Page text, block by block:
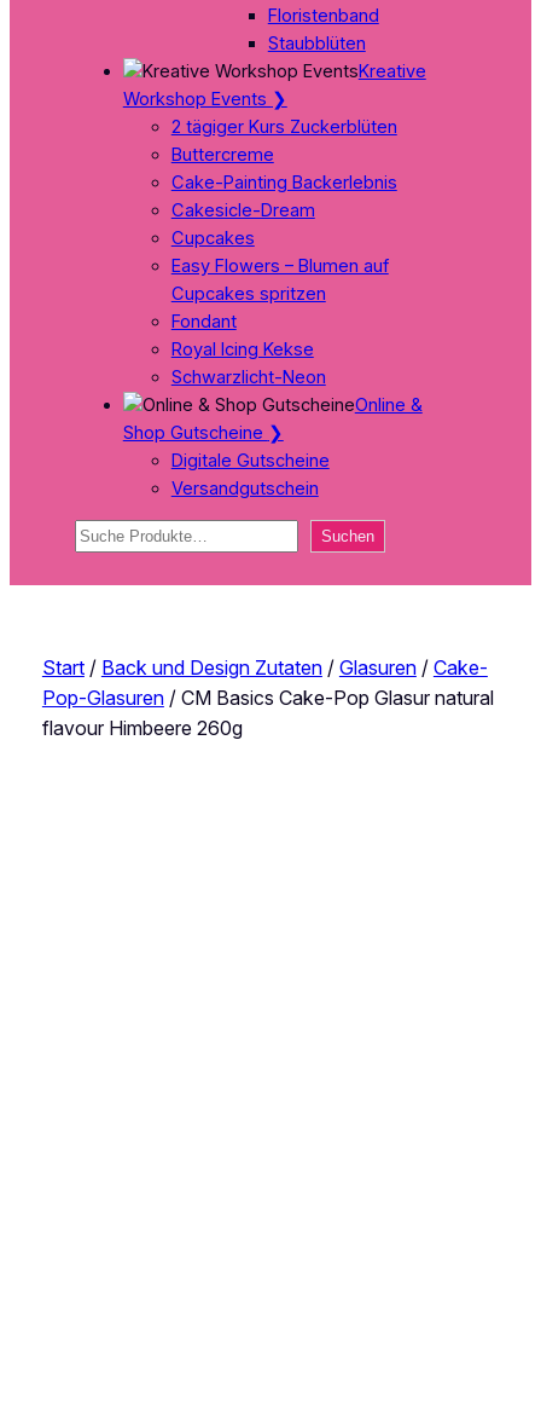
Floristenband
Staubblüten
Kreative
Workshop Events ❯
2 tägiger Kurs Zuckerblüten
Buttercreme
Cake-Painting Backerlebnis
Cakesicle-Dream
Cupcakes
Easy Flowers – Blumen auf
Cupcakes spritzen
Fondant
Royal Icing Kekse
Schwarzlicht-Neon
Online &
Shop Gutscheine ❯
Digitale Gutscheine
Versandgutschein
Suchen Suchen
Start/ Back und Design Zutaten/ Glasuren/ Cake-
Pop-Glasuren/ CM Basics Cake-Pop Glasur natural
flavour Himbeere 260g